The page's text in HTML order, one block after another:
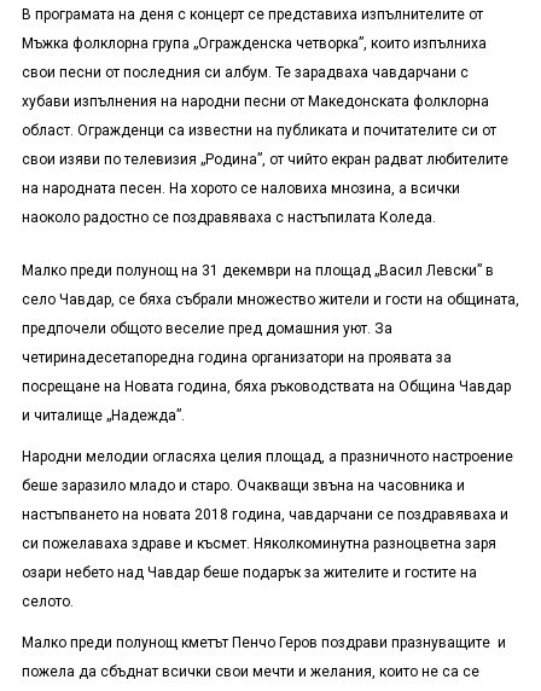
В програмата на деня с концерт се представиха изпълнителите от
Мъжка фолклорна група „Огражденска четворка”, които изпълниха
свои песни от последния си албум. Те зарадваха чавдарчани с
хубави изпълнения на народни песни от Македонската фолклорна
област. Огражденци са известни на публиката и почитателите си от
свои изяви по телевизия „Родина”, от чийто екран радват любителите
на народната песен. На хорото се наловиха мнозина, а всички
наоколо радостно се поздравяваха с настъпилата Коледа.
Малко преди полунощ на 31 декември на площад „Васил Левски” в
село Чавдар, се бяха събрали множество жители и гости на общината,
предпочели общото веселие пред домашния уют. За
четиринадесетапоредна година организатори на проявата за
посрещане на Новата година, бяха ръководствата на Община Чавдар
и читалище „Надежда”.
Народни мелодии огласяха целия площад, а празничното настроение
беше заразило младо и старо. Очакващи звъна на часовника и
настъпването на новата 2018 година, чавдарчани се поздравяваха и
си пожелаваха здраве и късмет. Няколкоминутна разноцветна заря
озари небето над Чавдар беше подарък за жителите и гостите на
селото.
Малко преди полунощ кметът Пенчо Геров поздрави празнуващите и
пожела да сбъднат всички свои мечти и желания, които не са се